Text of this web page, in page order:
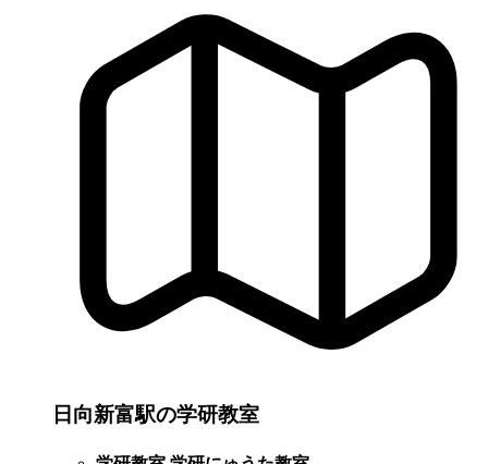
日向新富駅の学研教室